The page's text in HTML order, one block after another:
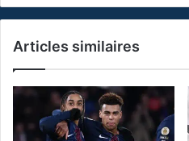
Articles similaires